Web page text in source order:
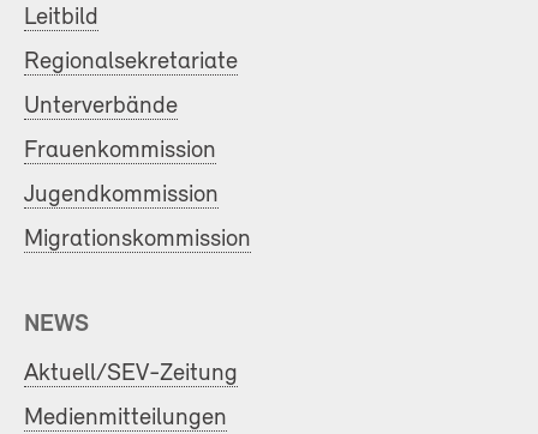
Leitbild
Regionalsekretariate
Unterverbände
Frauenkommission
Jugendkommission
Migrationskommission
NEWS
Aktuell/SEV-Zeitung
Medienmitteilungen